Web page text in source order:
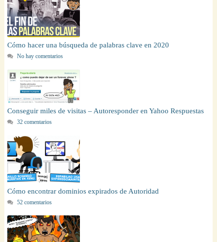
Cómo hacer una búsqueda de palabras clave en 2020
No hay comentarios
Conseguir miles de visitas – Autoresponder en Yahoo Respuestas
32 comentarios
Cómo encontrar dominios expirados de Autoridad
52 comentarios